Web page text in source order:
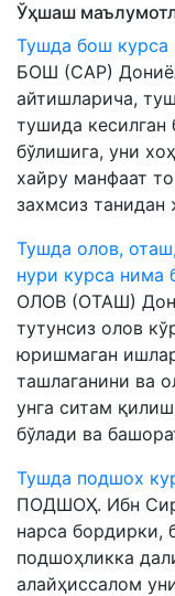
Ўҳшаш
Тушда бош курса
БОШ (САР)
айтишларича,
тушида кесилган
бўлишига, уни
хайру манфаат
захмсиз танидан
Тушда олов,
нури курса нима
ОЛОВ (ОТАШ)
тутунсиз олов
юришмаган
ташлаганини ва
унга ситам
бўлади ва
Тушда подшох
ПОДШОҲ. Ибн
нарса бордирки,
подшоҳликка
алайҳиссалом